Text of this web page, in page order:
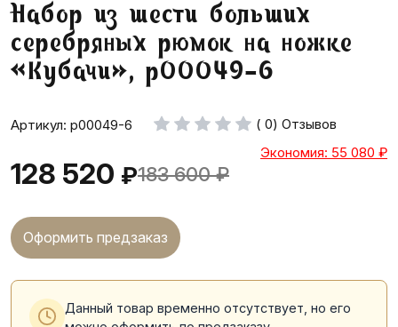
Набор из шести больших
серебряных рюмок на ножке
«Кубачи», р00049-6
Артикул: р00049-6 ( 0) Отзывов
128 520 ₽183 600 ₽
Экономия: 55 080 ₽
Оформить предзаказ
Данный товар временно отсутствует, но его